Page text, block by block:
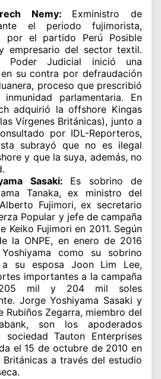
Nemy: Exministro de
el periodo fujimorista,
por el partido Perú Posible
empresario del sector textil.
Judicial inició una
su contra por defraudación
proceso que prescribió
parlamentaria. En
adquirió la offshore Kingas
Vírgenes Británicas), junto a
por IDL-Reporteros,
subrayó que no es ilegal
y que la suya, además, no
Sasaki: Es sobrino de
Tanaka, ex ministro del
Fujimori, ex secretario
Popular y jefe de campaña
Keiko Fujimori en 2011. Según
la ONPE, en enero de 2016
como su sobrino
su esposa Joon Lim Lee,
importantes a la campaña
205 mil y 204 mil soles
Jorge Yoshiyama Sasaki y
Rubiños Zegarra, miembro del
son los apoderados
Tauton Enterprises
el 15 de octubre de 2010 en
Británicas a través del estudio